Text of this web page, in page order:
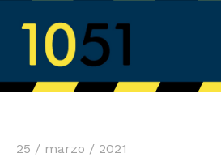
25 / marzo / 2021